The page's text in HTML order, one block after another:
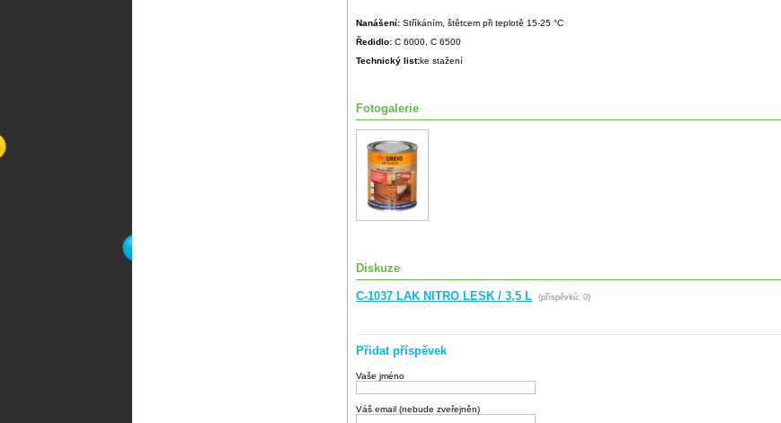
Nanášení: Stříkáním, štětcem při teplotě 15-25 °C
Ředidlo: C 6000, C 6500
Technický list:ke stažení
Fotogalerie
Diskuze
C-1037 LAK NITRO LESK / 3,5 L (příspěvků: 0)
Přidat příspěvek
Vaše jméno
Váš email (nebude zveřejněn)